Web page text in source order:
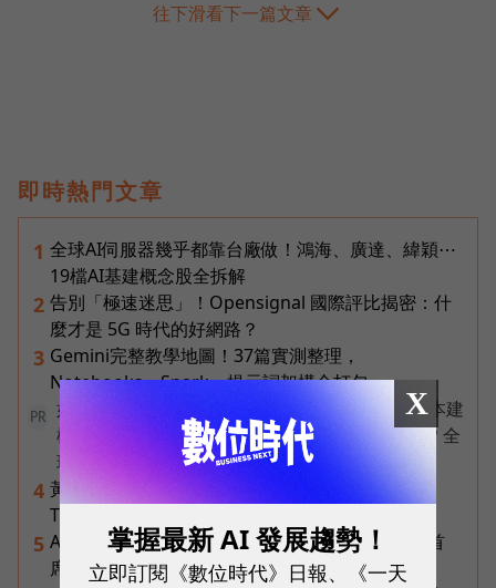
往下滑看下一篇文章
即時熱門文章
1 全球AI伺服器幾乎都靠台廠做！鴻海、廣達、緯穎⋯
19檔AI基建概念股全拆解
2 告別「極速迷思」！Opensignal 國際評比揭密：什
麼才是 5G 時代的好網路？
3 Gemini完整教學地圖！37篇實測整理，
Notebooks、Spark、提示詞架構全打包
PR
如何打造營運不中斷的資料平台？教你以最適成本建
構 AI Ready 資料平台 ✨ 搶先預約 09/18《QNAP 全
球巡迴論壇台北首場》
4 黃仁勳再喊下一波AI浪潮是機器人！輝達Jetson
Thor台鏈名單曝光，這些可望成受惠族群
5 AI已經做得到20%的題目，反而不要碰！Google首
席科學家給創業者的「1%法則」
X
掌握最新 AI 發展趨勢！
立即訂閱《數位時代》日報、《一天